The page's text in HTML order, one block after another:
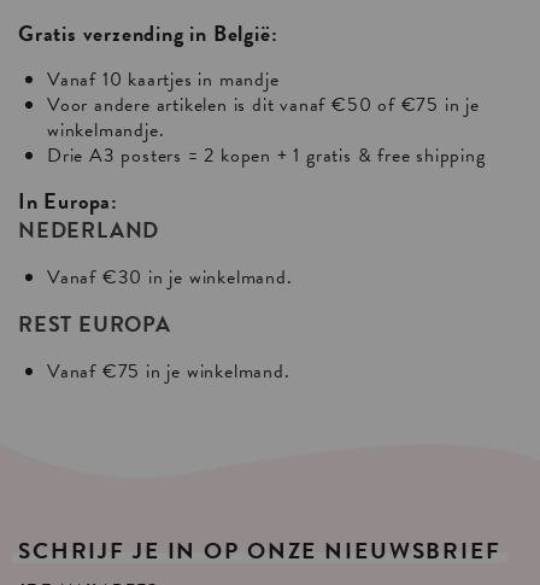
Gratis verzending in België:
Vanaf 10 kaartjes in mandje
Voor andere artikelen is dit vanaf €50 of €75 in je
winkelmandje.
Drie A3 posters = 2 kopen + 1 gratis & free shipping
In Europa:
NEDERLAND
Vanaf €30 in je winkelmand.
REST EUROPA
Vanaf €75 in je winkelmand.
SCHRIJF JE IN OP ONZE NIEUWSBRIEF